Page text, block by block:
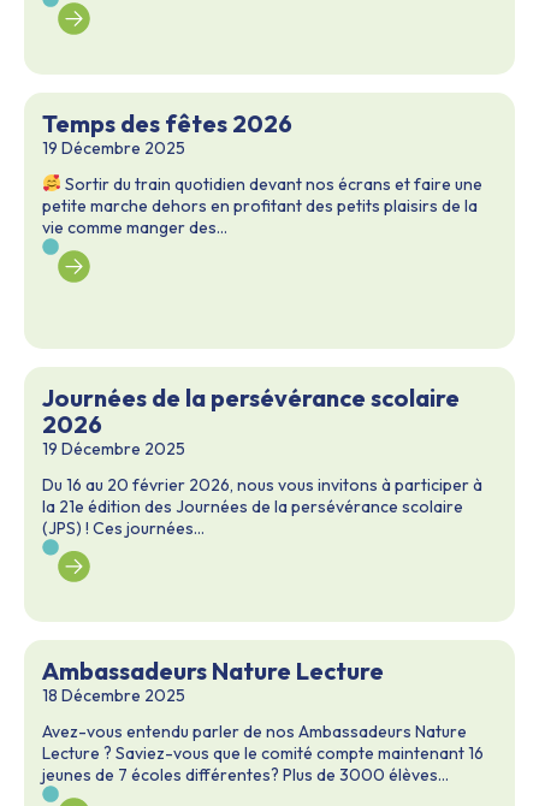
Temps des fêtes 2026
19 Décembre 2025
Sortir du train quotidien devant nos écrans et faire une
petite marche dehors en profitant des petits plaisirs de la
vie comme manger des...
Journées de la persévérance scolaire
2026
19 Décembre 2025
Du 16 au 20 février 2026, nous vous invitons à participer à
la 21e édition des Journées de la persévérance scolaire
(JPS) ! Ces journées...
Ambassadeurs Nature Lecture
18 Décembre 2025
Avez-vous entendu parler de nos Ambassadeurs Nature
Lecture ? Saviez-vous que le comité compte maintenant 16
jeunes de 7 écoles différentes? Plus de 3000 élèves...